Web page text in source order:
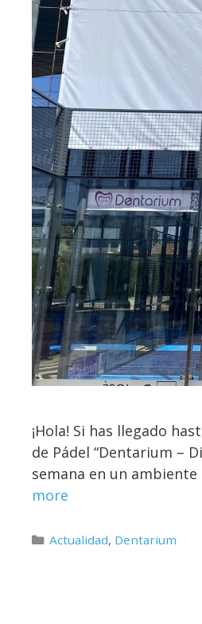
¡Hola! Si has llegado
de Pádel “Dentarium –
semana en un
more
Actualidad, Dentarium